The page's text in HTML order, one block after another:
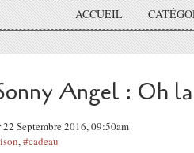
ACCUEIL
Angel : Oh
Septembre 2016, 09:50am
,#cadeau